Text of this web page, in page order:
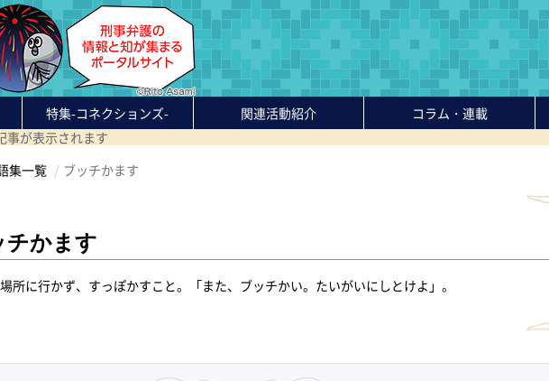
特集-コネクションズ- 関連活動紹介 コラム・連載
事が表示されます
集一覧 ブッチかます
チかます
所に行かず、すっぽかすこと。「また、ブッチかい。たいがいにしとけよ」。